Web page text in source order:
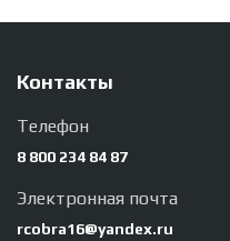
Контакты
Телефон
8 800 234 84 87
Электронная почта
rcobra16@yandex.ru